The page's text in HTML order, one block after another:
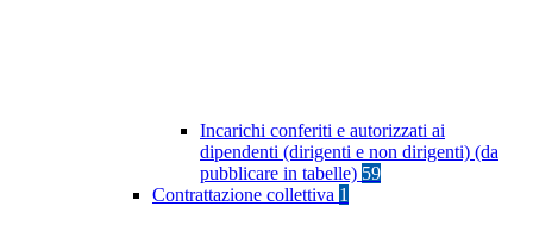
Incarichi conferiti e autorizzati ai
dipendenti (dirigenti e non dirigenti) (da
pubblicare in tabelle) 59
Contrattazione collettiva 1